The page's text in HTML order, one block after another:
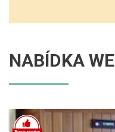
NABÍDKA